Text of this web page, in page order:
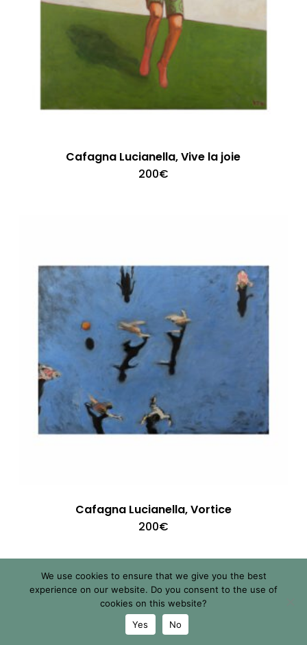
Cafagna Lucianella, Vive la joie
200€
Cafagna Lucianella, Vortice
200€
We use cookies to ensure that we give you the best
experience on our website. Do you consent to the use of
cookies on this website?
Yes
No